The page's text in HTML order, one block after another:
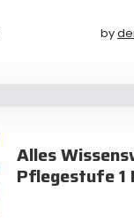
by
Alles
Pflegestufe 1